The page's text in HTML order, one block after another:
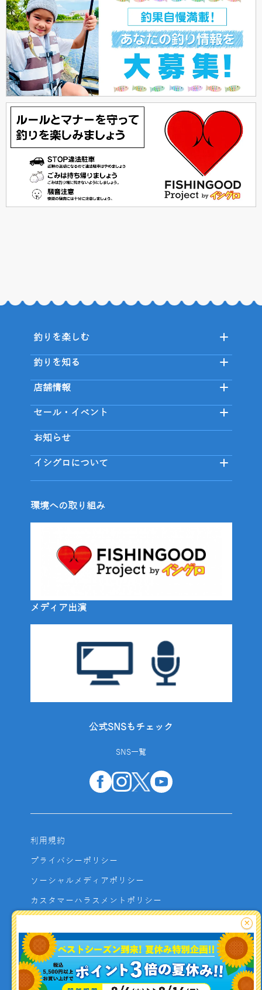
釣りを楽しむ
釣りを知る
店舗情報
セール・イベント
お知らせ
イシグロについて
環境への取り組み
メディア出演
公式SNSもチェック
SNS一覧
利用規約
プライバシーポリシー
ソーシャルメディアポリシー
カスタマーハラスメントポリシー
よくあるご質問
お問い合わせ
利用者資金の保全方法
×